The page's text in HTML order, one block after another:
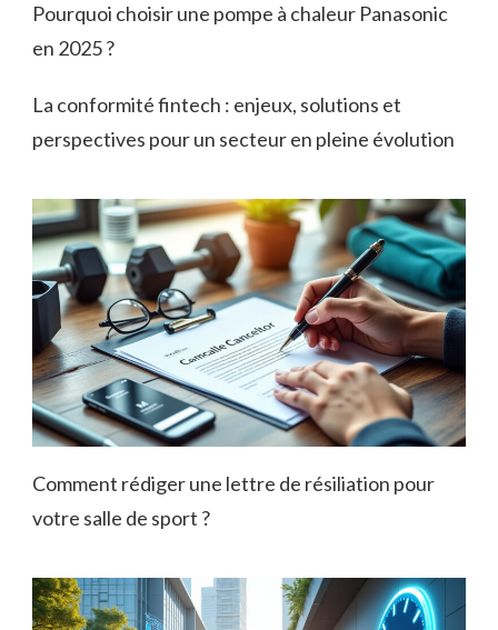
Pourquoi choisir une pompe à chaleur Panasonic
en 2025 ?
La conformité fintech : enjeux, solutions et
perspectives pour un secteur en pleine évolution
Comment rédiger une lettre de résiliation pour
votre salle de sport ?